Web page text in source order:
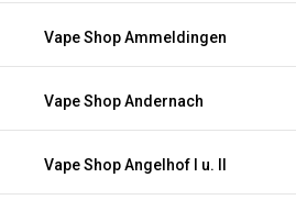
Vape Shop Ammeldingen
Vape Shop Andernach
Vape Shop Angelhof I u. II